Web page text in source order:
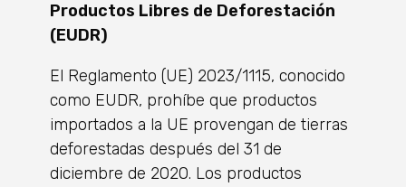
Productos Libres de Deforestación
(EUDR)
El Reglamento (UE) 2023/1115, conocido
como EUDR, prohíbe que productos
importados a la UE provengan de tierras
deforestadas después del 31 de
diciembre de 2020. Los productos